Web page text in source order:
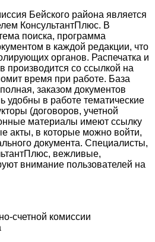
Бейского района является
КонсультантПлюс. В
поиска, программа
в каждой редакции, что
органов. Распечатка и
производится со ссылкой на
время при работе. База
заказом документов
удобны в работе тематические
(договоров, учетной
материалы имеют ссылку
акты, в которые можно войти,
документа. Специалисты,
вежливые,
внимание пользователей на
счетной комиссии